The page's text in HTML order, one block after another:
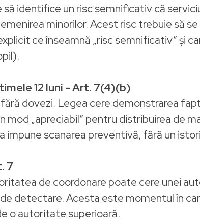
identifice un risc semnificativ că
minorilor. Acest risc trebuie să
ce înseamnă „risc semnificativ” și
12 luni - Art. 7(4)(b)
dovezi. Legea cere demonstrarea
mod „apreciabil” pentru distribuirea de
scanarea preventivă, fără un
7
de coordonare poate cere unei
detectare. Acesta este momentul în
o autoritate superioară.